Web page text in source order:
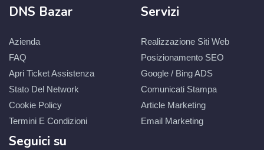
DNS Bazar
Azienda
FAQ
Apri Ticket Assistenza
Stato Del Network
Cookie Policy
Termini E Condizioni
Servizi
Realizzazione Siti Web
Posizionamento SEO
Google / Bing ADS
Comunicati Stampa
Article Marketing
Email Marketing
Seguici su